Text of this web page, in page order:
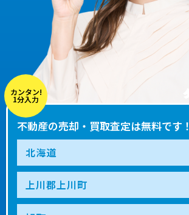
カンタン!
1分入力
不動産の売却・買取査定は無料です！